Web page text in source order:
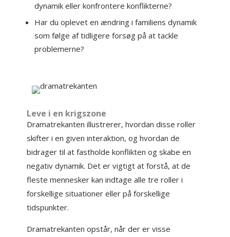
dynamik eller konfrontere konflikterne?
Har du oplevet en ændring i familiens dynamik
som følge af tidligere forsøg på at tackle
problemerne?
Leve i en krigszone
Dramatrekanten illustrerer, hvordan disse roller
skifter i en given interaktion, og hvordan de
bidrager til at fastholde konflikten og skabe en
negativ dynamik. Det er vigtigt at forstå, at de
fleste mennesker kan indtage alle tre roller i
forskellige situationer eller på forskellige
tidspunkter.
Dramatrekanten opstår, når der er visse